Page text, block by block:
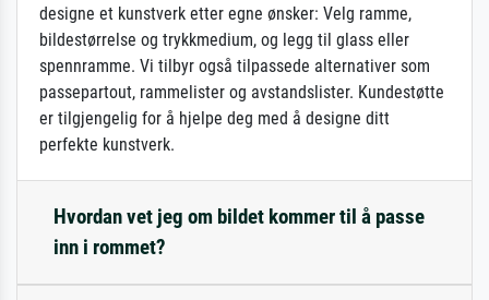
designe et kunstverk etter egne ønsker: Velg ramme,
bildestørrelse og trykkmedium, og legg til glass eller
spennramme. Vi tilbyr også tilpassede alternativer som
passepartout, rammelister og avstandslister. Kundestøtte
er tilgjengelig for å hjelpe deg med å designe ditt
perfekte kunstverk.
Hvordan vet jeg om bildet kommer til å passe
inn i rommet?